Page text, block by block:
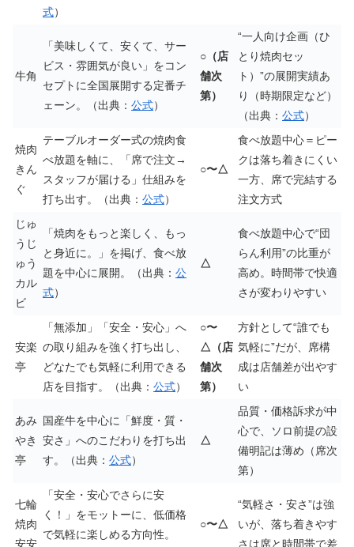
式）
牛角
「美味しくて、安くて、サー
ビス・雰囲気が良い」をコン
セプトに全国展開する定番チ
ェーン。（出典： 公式）
○（店
舗次
第）
“一人向け企画（ひ
とり焼肉セッ
ト）”の展開実績あ
り（時期限定など）
（出典： 公式）
焼肉
きん
ぐ
テーブルオーダー式の焼肉食
べ放題を軸に、「席で注文→
スタッフが届ける」仕組みを
打ち出す。（出典： 公式）
○〜△
食べ放題中心＝ピー
クは落ち着きにくい
一方、席で完結する
注文方式
じゅ
うじ
ゅう
カル
ビ
「焼肉をもっと楽しく、もっ
と身近に。」を掲げ、食べ放
題を中心に展開。（出典： 公
式）
△
食べ放題中心で“団
らん利用”の比重が
高め。時間帯で快適
さが変わりやすい
安楽
亭
「無添加」「安全・安心」へ
の取り組みを強く打ち出し、
どなたでも気軽に利用できる
店を目指す。（出典： 公式）
○〜
△（店
舗次
第）
方針として“誰でも
気軽に”だが、席構
成は店舗差が出やす
い
あみ
やき
亭
国産牛を中心に「鮮度・質・
安さ」へのこだわりを打ち出
す。（出典： 公式）
△
品質・価格訴求が中
心で、ソロ前提の設
備明記は薄め（席次
第）
七輪
焼肉
安安
「安全・安心でさらに安
く！」をモットーに、低価格
で気軽に楽しめる方向性。
○〜△
“気軽さ・安さ”は強
いが、落ち着きやす
さは席と時間帯で差